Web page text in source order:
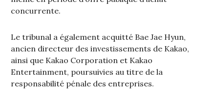
concurrente.
Le tribunal a également acquitté Bae Jae Hyun,
ancien directeur des investissements de Kakao,
ainsi que Kakao Corporation et Kakao
Entertainment, poursuivies au titre de la
responsabilité pénale des entreprises.